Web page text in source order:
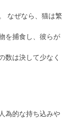
なぜなら、猫は繁
を捕食し、彼らが
数は決して少なく
為的な持ち込みや